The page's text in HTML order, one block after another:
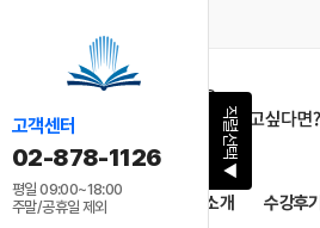
직렬선택
▶
고객센터
02-878-1126
평일 09:00~18:00
주말/공휴일 제외공지사항 교수소개 수강후기